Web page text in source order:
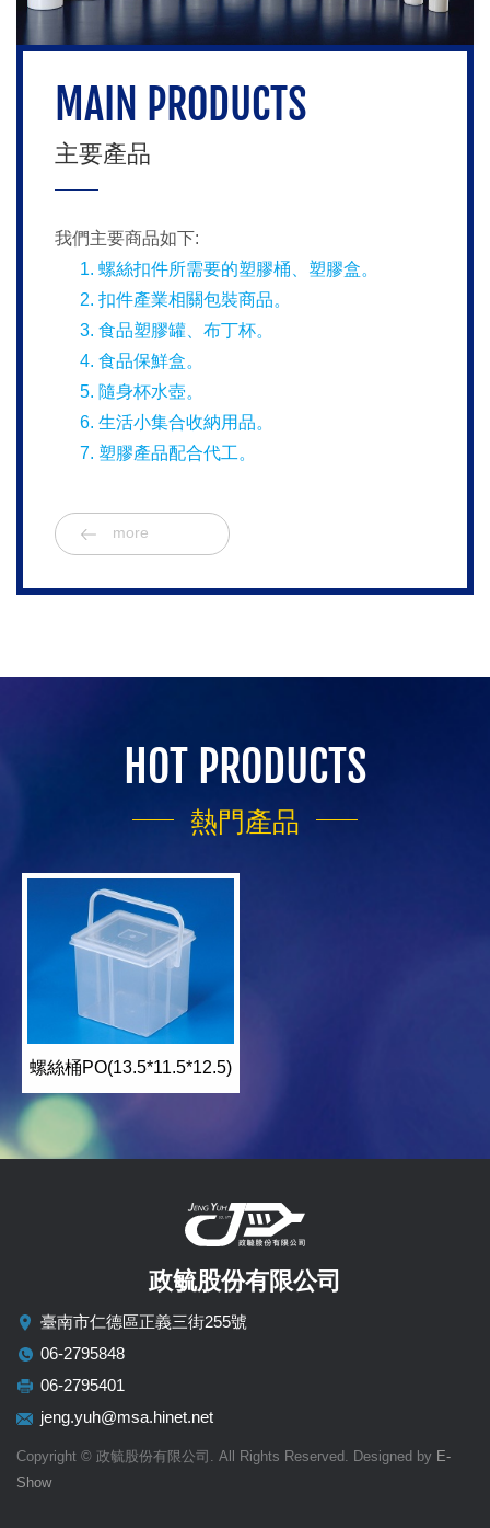
MAIN PRODUCTS
主要產品
我們主要商品如下:
螺絲扣件所需要的塑膠桶、塑膠盒。
扣件產業相關包裝商品。
食品塑膠罐、布丁杯。
食品保鮮盒。
隨身杯水壺。
生活小集合收納用品。
塑膠產品配合代工。
more
HOT PRODUCTS
熱門產品
螺絲桶PO(13.5*11.5*12.5)
政毓股份有限公司
臺南市仁德區正義三街255號
06-2795848
06-2795401
jeng.yuh@msa.hinet.net
Copyright © 政毓股份有限公司. All Rights Reserved. Designed by E-
Show